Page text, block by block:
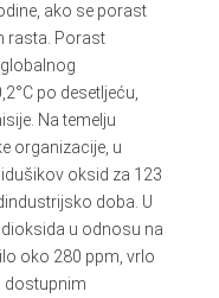
ako se porast
rasta. Porast
po desetljeću,
Na temelju
organizacije, u
oksid za 123
doba. U
u odnosu na
oko 280 ppm, vrlo
dostupnim